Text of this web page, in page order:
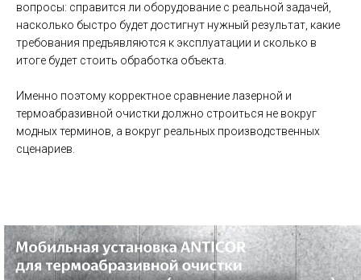
вопросы: справится ли оборудование с реальной задачей,
насколько быстро будет достигнут нужный результат, какие
требования предъявляются к эксплуатации и сколько в
итоге будет стоить обработка объекта.
Именно поэтому корректное сравнение лазерной и
термоабразивной очистки должно строиться не вокруг
модных терминов, а вокруг реальных производственных
сценариев.